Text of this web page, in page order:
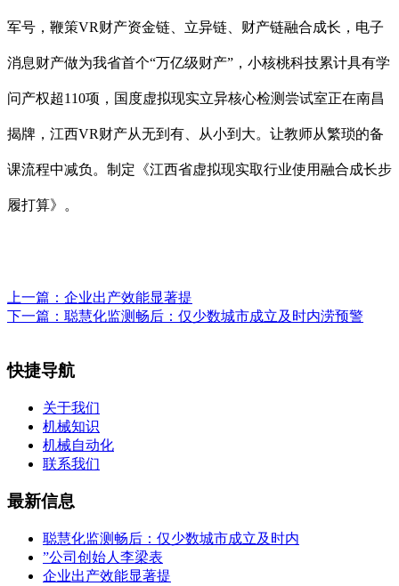
军号，鞭策VR财产资金链、立异链、财产链融合成长，电子
消息财产做为我省首个“万亿级财产”，小核桃科技累计具有学
问产权超110项，国度虚拟现实立异核心检测尝试室正在南昌
揭牌，江西VR财产从无到有、从小到大。让教师从繁琐的备
课流程中减负。制定《江西省虚拟现实取行业使用融合成长步
履打算》。
上一篇： 企业出产效能显著提
下一篇： 聪慧化监测畅后：仅少数城市成立及时内涝预警
快捷导航
关于我们
机械知识
机械自动化
联系我们
最新信息
聪慧化监测畅后：仅少数城市成立及时内
”公司创始人李梁表
企业出产效能显著提